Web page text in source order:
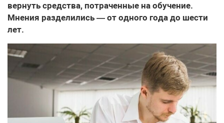
вернуть средства, потраченные на обучение.
Мнения разделились — от одного года до шести
лет.